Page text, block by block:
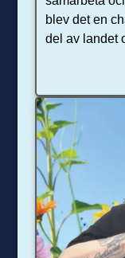
blev det en
del av landet